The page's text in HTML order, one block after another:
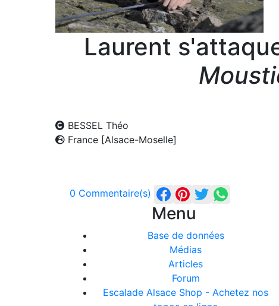
Laurent
BESSEL Théo
France [Alsace-Moselle]
0 Commentaire(s)
Menu
Base de données
Médias
Articles
Forum
Escalade Alsace Shop - Achetez nos